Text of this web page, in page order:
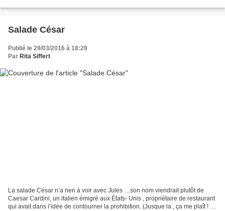
Salade César
Publié le 29/03/2016 à 18:29
Par Rita Siffert
La salade César n’a rien à voir avec Jules ....son nom viendrait plutôt de
Caesar Cardini, un italien émigré aux États- Unis , propriétaire de restaurant
qui avait dans l’idée de contourner la prohibition. (Jusque la , ça me plaît ! ) .